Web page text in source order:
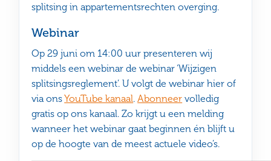
splitsing in appartementsrechten overging.
Webinar
Op 29 juni om 14:00 uur presenteren wij
middels een webinar de webinar ‘Wijzigen
splitsingsreglement’. U volgt de webinar hier of
via onsYouTube kanaal.Abonneer volledig
gratis op ons kanaal. Zo krijgt u een melding
wanneer het webinar gaat beginnen én blijft u
op de hoogte van de meest actuele video’s.